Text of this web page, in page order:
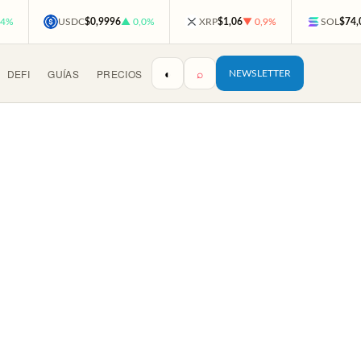
USDC$0,9996▲ 0,0% XRP$1,06▼ 0,9% SOL
DEFI GUÍAS PRECIOS ◐ ⌕ NEWSLETTER